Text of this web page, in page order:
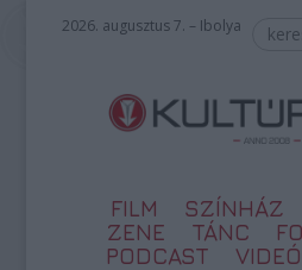
2026. augusztus 7. – Ibolya
FILM SZÍNHÁZ
ZENE
TÁNC
PODCAST
VIDEÓ